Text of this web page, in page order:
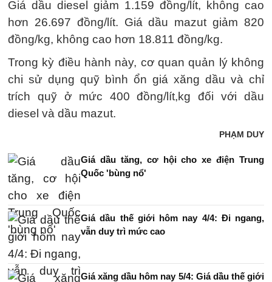
Giá dầu diesel giảm 1.159 đồng/lít, không cao
hơn 26.697 đồng/lít. Giá dầu mazut giảm 820
đồng/kg, không cao hơn 18.811 đồng/kg.
Trong kỳ điều hành này, cơ quan quản lý không
chi sử dụng quỹ bình ổn giá xăng dầu và chỉ
trích quỹ ở mức 400 đồng/lít,kg đối với dầu
diesel và dầu mazut.
PHẠM DUY
Giá dầu tăng, cơ hội cho xe điện Trung
Quốc 'bùng nổ'
Giá dầu thế giới hôm nay 4/4: Đi ngang,
vẫn duy trì mức cao
Giá xăng dầu hôm nay 5/4: Giá dầu thế giới